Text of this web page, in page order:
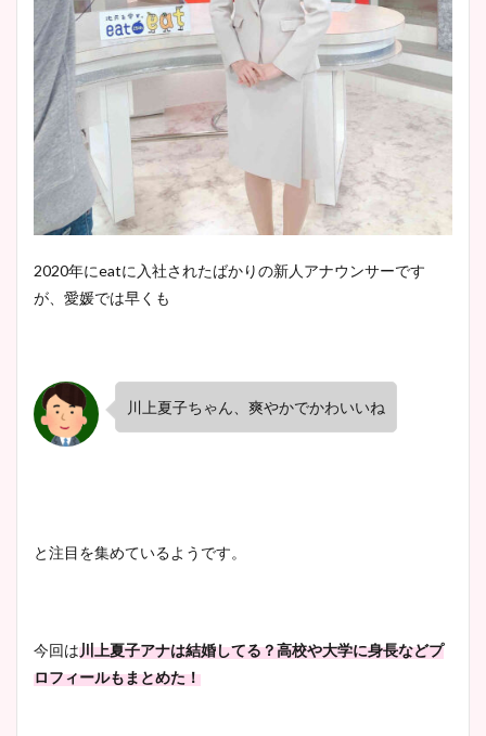
2020年にeatに入社されたばかりの新人アナウンサーです
が、愛媛では早くも
川上夏子ちゃん、爽やかでかわいいね
と注目を集めているようです。
今回は川上夏子アナは結婚してる？高校や大学に身長などプ
ロフィールもまとめた！